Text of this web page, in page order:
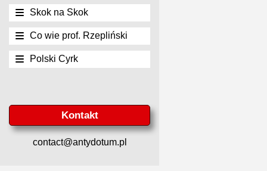
Skok na Skok
Co wie prof. Rzepliński
Polski Cyrk
Kontakt
contact@antydotum.pl